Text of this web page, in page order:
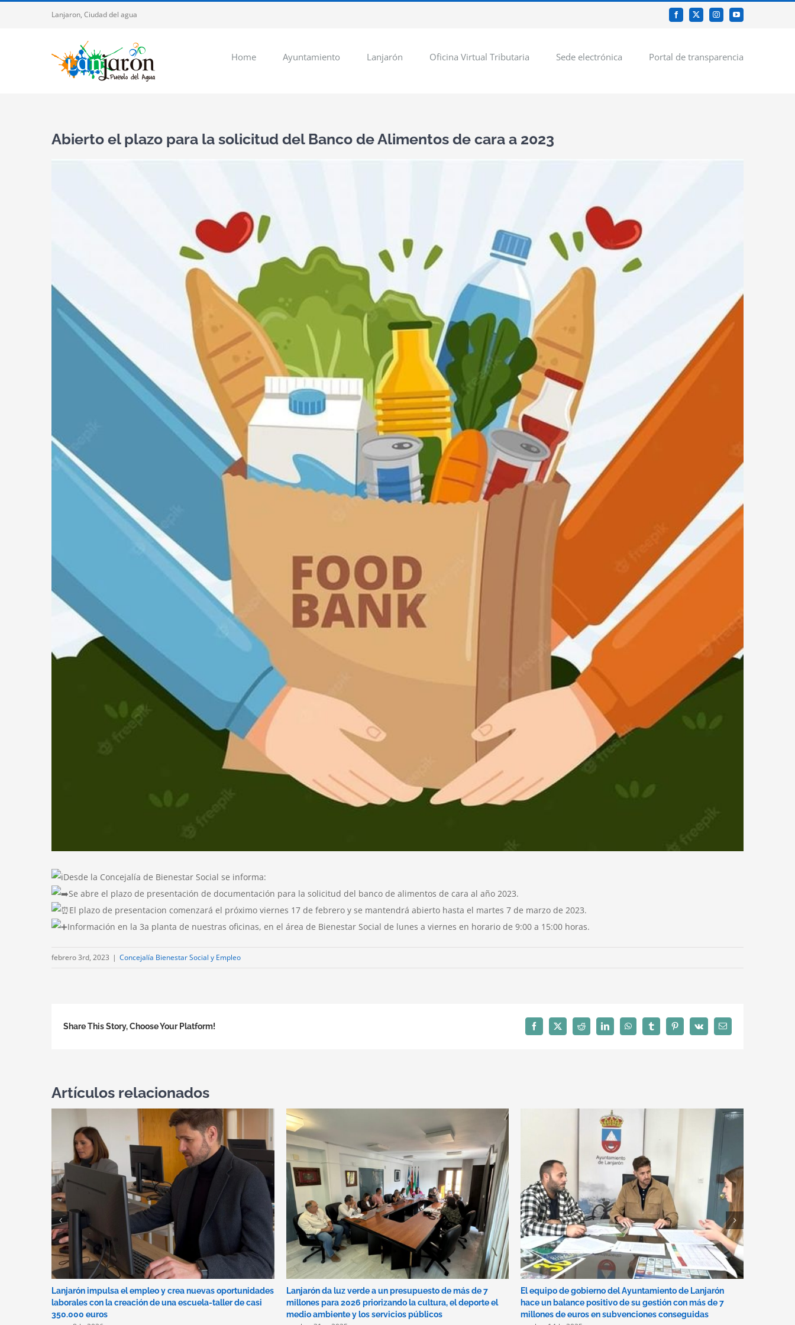
Lanjaron, Ciudad del agua Facebook
X InstagramYouTube
Home Ayuntamiento Lanjarón Oficina Virtual Tributaria Sede electrónica Portal de transparencia
Abierto el plazo para la solicitud del Banco de Alimentos de cara a 2023
Desde la Concejalía de Bienestar Social se informa:
Se abre el plazo de presentación de documentación para la solicitud del banco de alimentos de cara al año 2023.
El plazo de presentacion comenzará el próximo viernes 17 de febrero y se mantendrá abierto hasta el martes 7 de marzo de 2023.
Información en la 3a planta de nuestras oficinas, en el área de Bienestar Social de lunes a viernes en horario de 9:00 a 15:00 horas.
febrero 3rd, 2023 | Concejalía Bienestar Social y Empleo
Share This Story, Choose Your Platform! Facebook
X Reddit LinkedInWhatsAppTumblrPinterest
Vk
Correo
electrónico
Artículos relacionados
Lanjarón impulsa el empleo y crea nuevas oportunidades
laborales con la creación de una escuela-taller de casi
350.000 euros
Lanjarón da luz verde a un presupuesto de más de 7
millones para 2026 priorizando la cultura, el deporte el
medio ambiente y los servicios públicos
El equipo de gobierno del Ayuntamiento de Lanjarón
hace un balance positivo de su gestión con más de 7
millones de euros en subvenciones conseguidas